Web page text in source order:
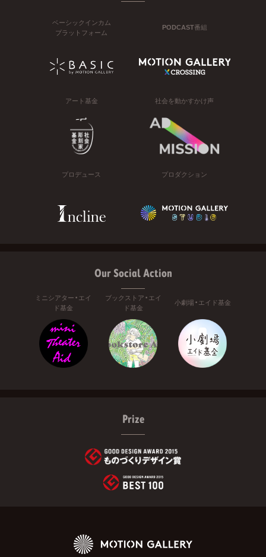
ベーシックインカム
プラットフォーム
PODCAST番組
アート基金 社会を動かすかけ声
プロデュース プロダクション
Our Social Action
ミニシアター・エイ
ド基金
ブックストア・エイ
ド基金
小劇場・エイド基金
Prize